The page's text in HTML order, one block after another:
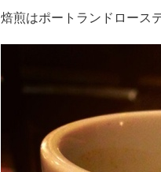
焙煎はポートランドロース